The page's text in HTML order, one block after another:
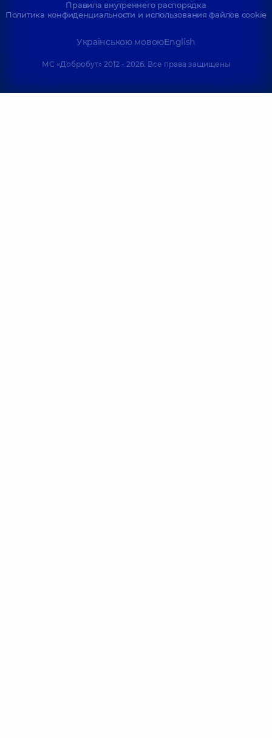
Правила внутреннего распорядка
Политика конфиденциальности и использования файлов cookie
Українською мовоюEnglish
МС «Добробут» 2012 - 2026. Все права защищены